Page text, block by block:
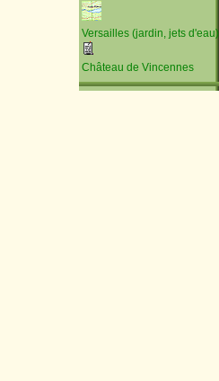
Versailles (jardin, jets d'eau)
Château de Vincennes